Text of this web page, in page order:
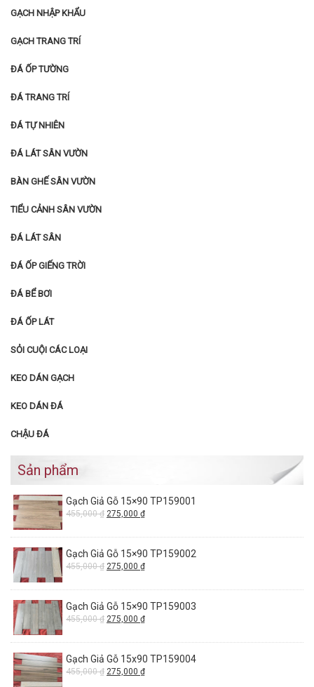
GẠCH NHẬP KHẨU
GẠCH TRANG TRÍ
ĐÁ ỐP TƯỜNG
ĐÁ TRANG TRÍ
ĐÁ TỰ NHIÊN
ĐÁ LÁT SÂN VƯỜN
BÀN GHẾ SÂN VƯỜN
TIỂU CẢNH SÂN VƯỜN
ĐÁ LÁT SÂN
ĐÁ ỐP GIẾNG TRỜI
ĐÁ BỂ BƠI
ĐÁ ỐP LÁT
SỎI CUỘI CÁC LOẠI
KEO DÁN GẠCH
KEO DÁN ĐÁ
CHẬU ĐÁ
Sản phẩm
Gạch Giả Gỗ 15×90 TP159001
455,000₫ 275,000 ₫
Gạch Giả Gỗ 15×90 TP159002
455,000₫ 275,000 ₫
Gạch Giả Gỗ 15×90 TP159003
455,000₫ 275,000 ₫
Gạch Giả Gỗ 15x90 TP159004
455,000₫ 275,000 ₫